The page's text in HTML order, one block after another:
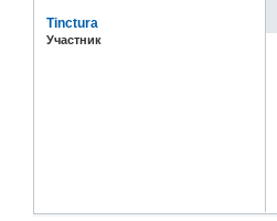
Tinctura
Участник